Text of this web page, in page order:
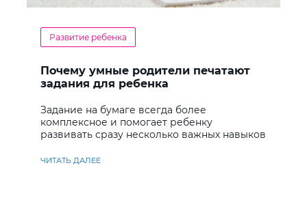
Развитие ребенка
Почему умные родители печатают
задания для ребенка
Задание на бумаге всегда более
комплексное и помогает ребенку
развивать сразу несколько важных навыков
ЧИТАТЬ ДАЛЕЕ